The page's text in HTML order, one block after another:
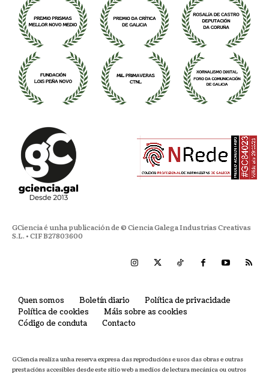
GCiencia é unha publicación de © Ciencia Galega Industrias Creativas
S.L. • CIF B27803600
Quen somos Boletín diario
Política de privacidade
Política de cookies
Máis sobre as cookies
Código de conduta
Contacto
GCiencia realiza unha reserva expresa das reproducións e usos das obras e outras
prestacións accesibles desde este sitio web a medios de lectura mecánica ou outros